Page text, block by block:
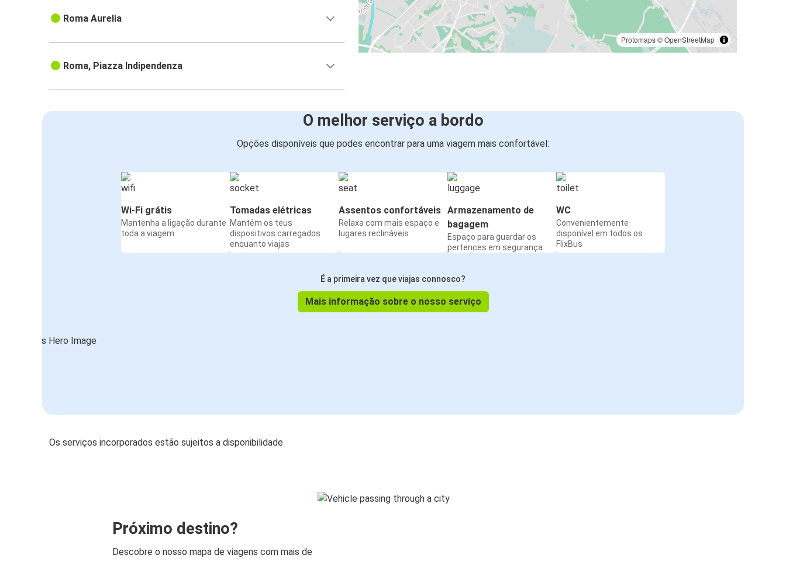
Protomaps©OpenStreetMap
Roma Aurelia
Roma, Piazza Indipendenza
O melhor serviço a bordo
Opções disponíveis que podes encontrar para uma viagem mais confortável:
Wi-Fi grátis
Mantenha a ligação durante
toda a viagem
Tomadas elétricas
Mantém os teus
dispositivos carregados
enquanto viajas
Assentos confortáveis
Relaxa com mais espaço e
lugares reclináveis
Armazenamento de
bagagem
Espaço para guardar os
pertences em segurança
WC
Convenientemente
disponível em todos os
FlixBus
É a primeira vez que viajas connosco?
Mais informação sobre o nosso serviço
Os serviços incorporados estão sujeitos a disponibilidade
Próximo destino?
Descobre o nosso mapa de viagens com mais de